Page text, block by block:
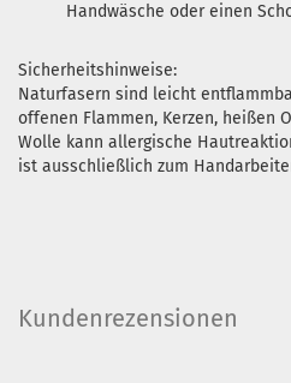
Handwäsche oder einen
Sicherheitshinweise:
Naturfasern sind leicht
offenen Flammen, Kerzen, heißen
Wolle kann allergische
ist ausschließlich zum
Kundenrezensionen